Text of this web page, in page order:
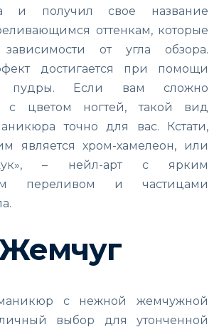
и получил свое название
оттенкам, которые
от угла обзора.
достигается при помощи
пудры. Если вам сложно
с цветом ногтей, такой вид
точно для вас. Кстати,
является хром-хамелеон, или
– нейл-арт с ярким
переливом и частицами
с нежной жемчужной
выбор для утонченной